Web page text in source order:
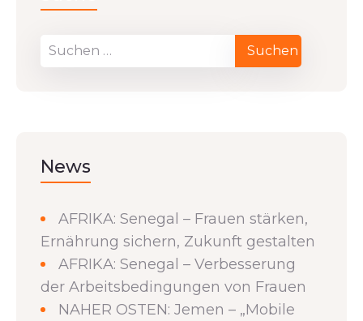
News
AFRIKA: Senegal – Frauen stärken,
Ernährung sichern, Zukunft gestalten
AFRIKA: Senegal – Verbesserung
der Arbeitsbedingungen von Frauen
NAHER OSTEN: Jemen – „Mobile